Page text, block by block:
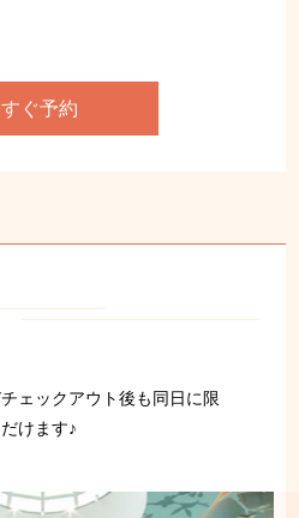
ぐ予約
ェックアウト後も同日に限
けます♪